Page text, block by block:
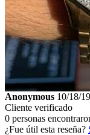
Anonymous 10/18/19
Cliente verificado
0 personas
¿Fue útil esta reseña?